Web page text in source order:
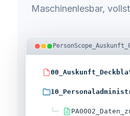
Maschinenlesbar,
   └─